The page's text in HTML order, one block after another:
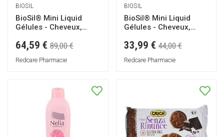
BIOSIL
BioSil® Mini Liquid
Gélules - Cheveux,
64,59 € 89,00 €
Redcare Pharmacie
BIOSIL
BioSil® Mini Liquid
Gélules - Cheveux,
33,99 € 44,00 €
Redcare Pharmacie